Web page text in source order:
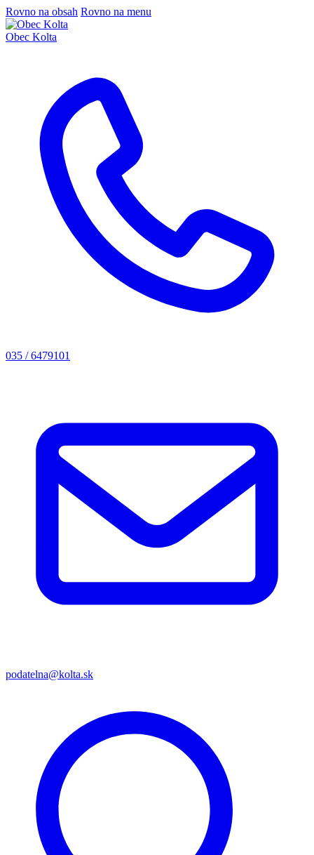
Rovno na obsah Rovno na menu
Obec Kolta
035 / 6479101
podatelna@kolta.sk